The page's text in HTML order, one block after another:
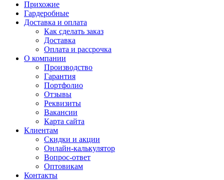
Прихожие
Гардеробные
Доставка и оплата
Как сделать заказ
Доставка
Оплата и рассрочка
О компании
Производство
Гарантия
Портфолио
Отзывы
Реквизиты
Вакансии
Карта сайта
Клиентам
Скидки и акции
Онлайн-калькулятор
Вопрос-ответ
Оптовикам
Контакты